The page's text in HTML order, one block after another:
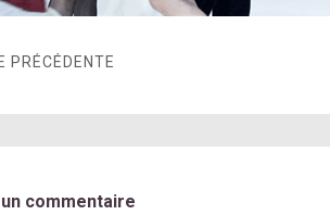
PRÉCÉDENTE
commentaire